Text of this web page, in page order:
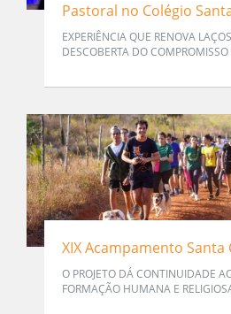
Pastoral no Colégio
EXPERIÊNCIA QUE RENOVA
DESCOBERTA DO
XIX Acampamento Santa
O PROJETO DÁ CONTINUIDADE
FORMAÇÃO HUMANA E